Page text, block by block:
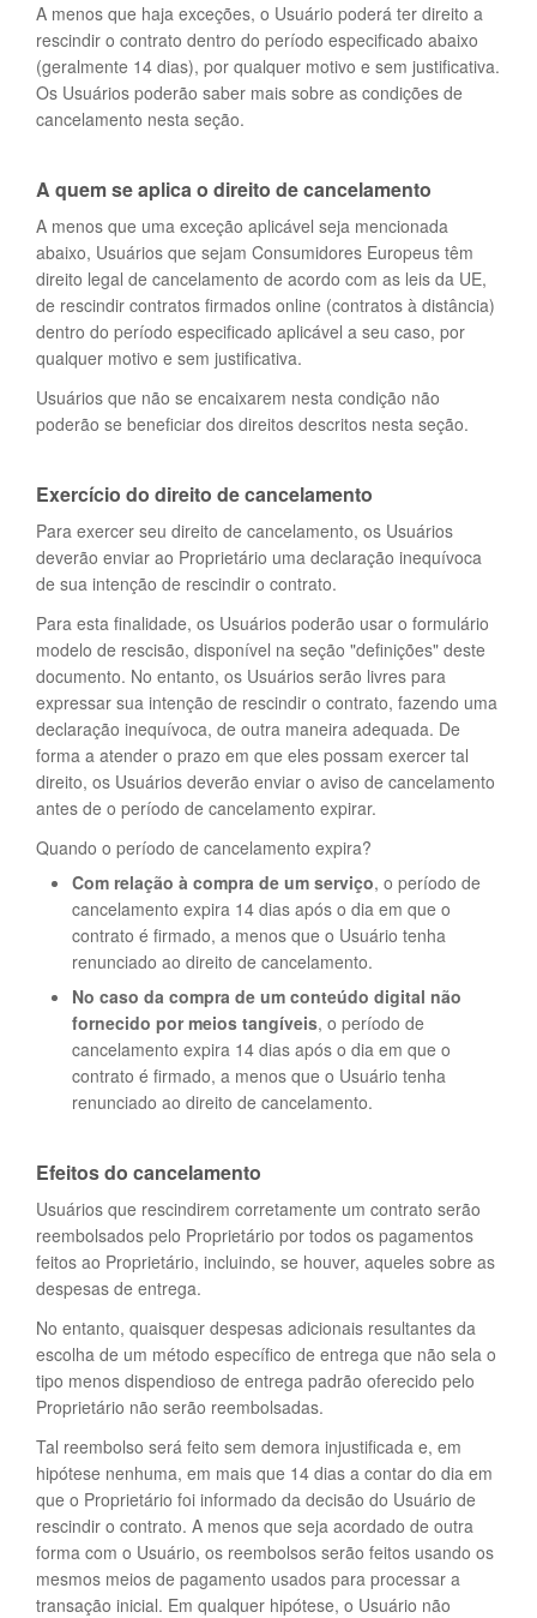
A menos que haja exceções, o Usuário poderá ter direito a
rescindir o contrato dentro do período especificado abaixo
(geralmente 14 dias), por qualquer motivo e sem justificativa.
Os Usuários poderão saber mais sobre as condições de
cancelamento nesta seção.
A quem se aplica o direito de cancelamento
A menos que uma exceção aplicável seja mencionada
abaixo, Usuários que sejam Consumidores Europeus têm
direito legal de cancelamento de acordo com as leis da UE,
de rescindir contratos firmados online (contratos à distância)
dentro do período especificado aplicável a seu caso, por
qualquer motivo e sem justificativa.
Usuários que não se encaixarem nesta condição não
poderão se beneficiar dos direitos descritos nesta seção.
Exercício do direito de cancelamento
Para exercer seu direito de cancelamento, os Usuários
deverão enviar ao Proprietário uma declaração inequívoca
de sua intenção de rescindir o contrato.
Para esta finalidade, os Usuários poderão usar o formulário
modelo de rescisão, disponível na seção "definições" deste
documento. No entanto, os Usuários serão livres para
expressar sua intenção de rescindir o contrato, fazendo uma
declaração inequívoca, de outra maneira adequada. De
forma a atender o prazo em que eles possam exercer tal
direito, os Usuários deverão enviar o aviso de cancelamento
antes de o período de cancelamento expirar.
Quando o período de cancelamento expira?
Com relação à compra de um serviço, o período de
cancelamento expira 14 dias após o dia em que o
contrato é firmado, a menos que o Usuário tenha
renunciado ao direito de cancelamento.
No caso da compra de um conteúdo digital não
fornecido por meios tangíveis, o período de
cancelamento expira 14 dias após o dia em que o
contrato é firmado, a menos que o Usuário tenha
renunciado ao direito de cancelamento.
Efeitos do cancelamento
Usuários que rescindirem corretamente um contrato serão
reembolsados pelo Proprietário por todos os pagamentos
feitos ao Proprietário, incluindo, se houver, aqueles sobre as
despesas de entrega.
No entanto, quaisquer despesas adicionais resultantes da
escolha de um método específico de entrega que não sela o
tipo menos dispendioso de entrega padrão oferecido pelo
Proprietário não serão reembolsadas.
Tal reembolso será feito sem demora injustificada e, em
hipótese nenhuma, em mais que 14 dias a contar do dia em
que o Proprietário foi informado da decisão do Usuário de
rescindir o contrato. A menos que seja acordado de outra
forma com o Usuário, os reembolsos serão feitos usando os
mesmos meios de pagamento usados para processar a
transação inicial. Em qualquer hipótese, o Usuário não